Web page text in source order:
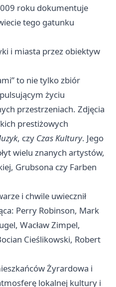
roku dokumentuje
tego gatunku
i miasta przez obiektyw
to nie tylko zbiór
życiu
przestrzeniach. Zdjęcia
prestiżowych
, czy Czas Kultury. Jego
wielu znanych artystów,
Grubsona czy Farben
i chwile uwiecznił
Perry Robinson, Mark
Wacław Zimpel,
Cieślikowski, Robert
Żyrardowa i
lokalnej kultury i